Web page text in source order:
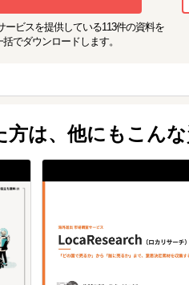
ービスを提供している113件の資料を
括でダウンロードします。
方は、他にもこん